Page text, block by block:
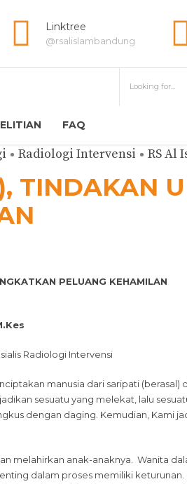
Linktree
@rsalislambandung
FAQ
Radiologi Intervensi RS Al
TINDAKAN
PELUANG KEHAMILAN
Radiologi Intervensi
manusia dari saripati
sesuatu yang melekat, lalu
dengan daging. Kemudian, Kami
melahirkan anak-anaknya. Wanita
dalam proses memiliki